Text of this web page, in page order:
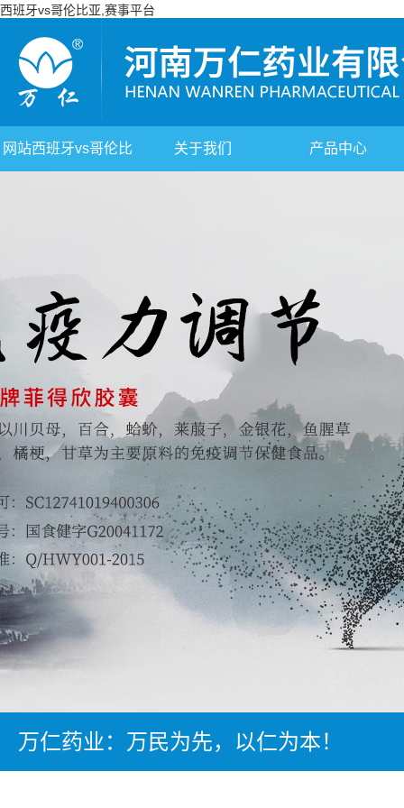
西班牙vs哥伦比亚,赛事平台
网站西班牙vs哥伦比 关于我们 产品中心
万仁药业：万民为先，以仁为本！